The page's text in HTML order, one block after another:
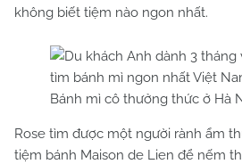
không biết tiệm nào ngon nhất.
Bánh mì cô thưởng thức ở Hà
Rose tìm được một người rành ẩm
tiệm bánh Maison de Lien để nếm